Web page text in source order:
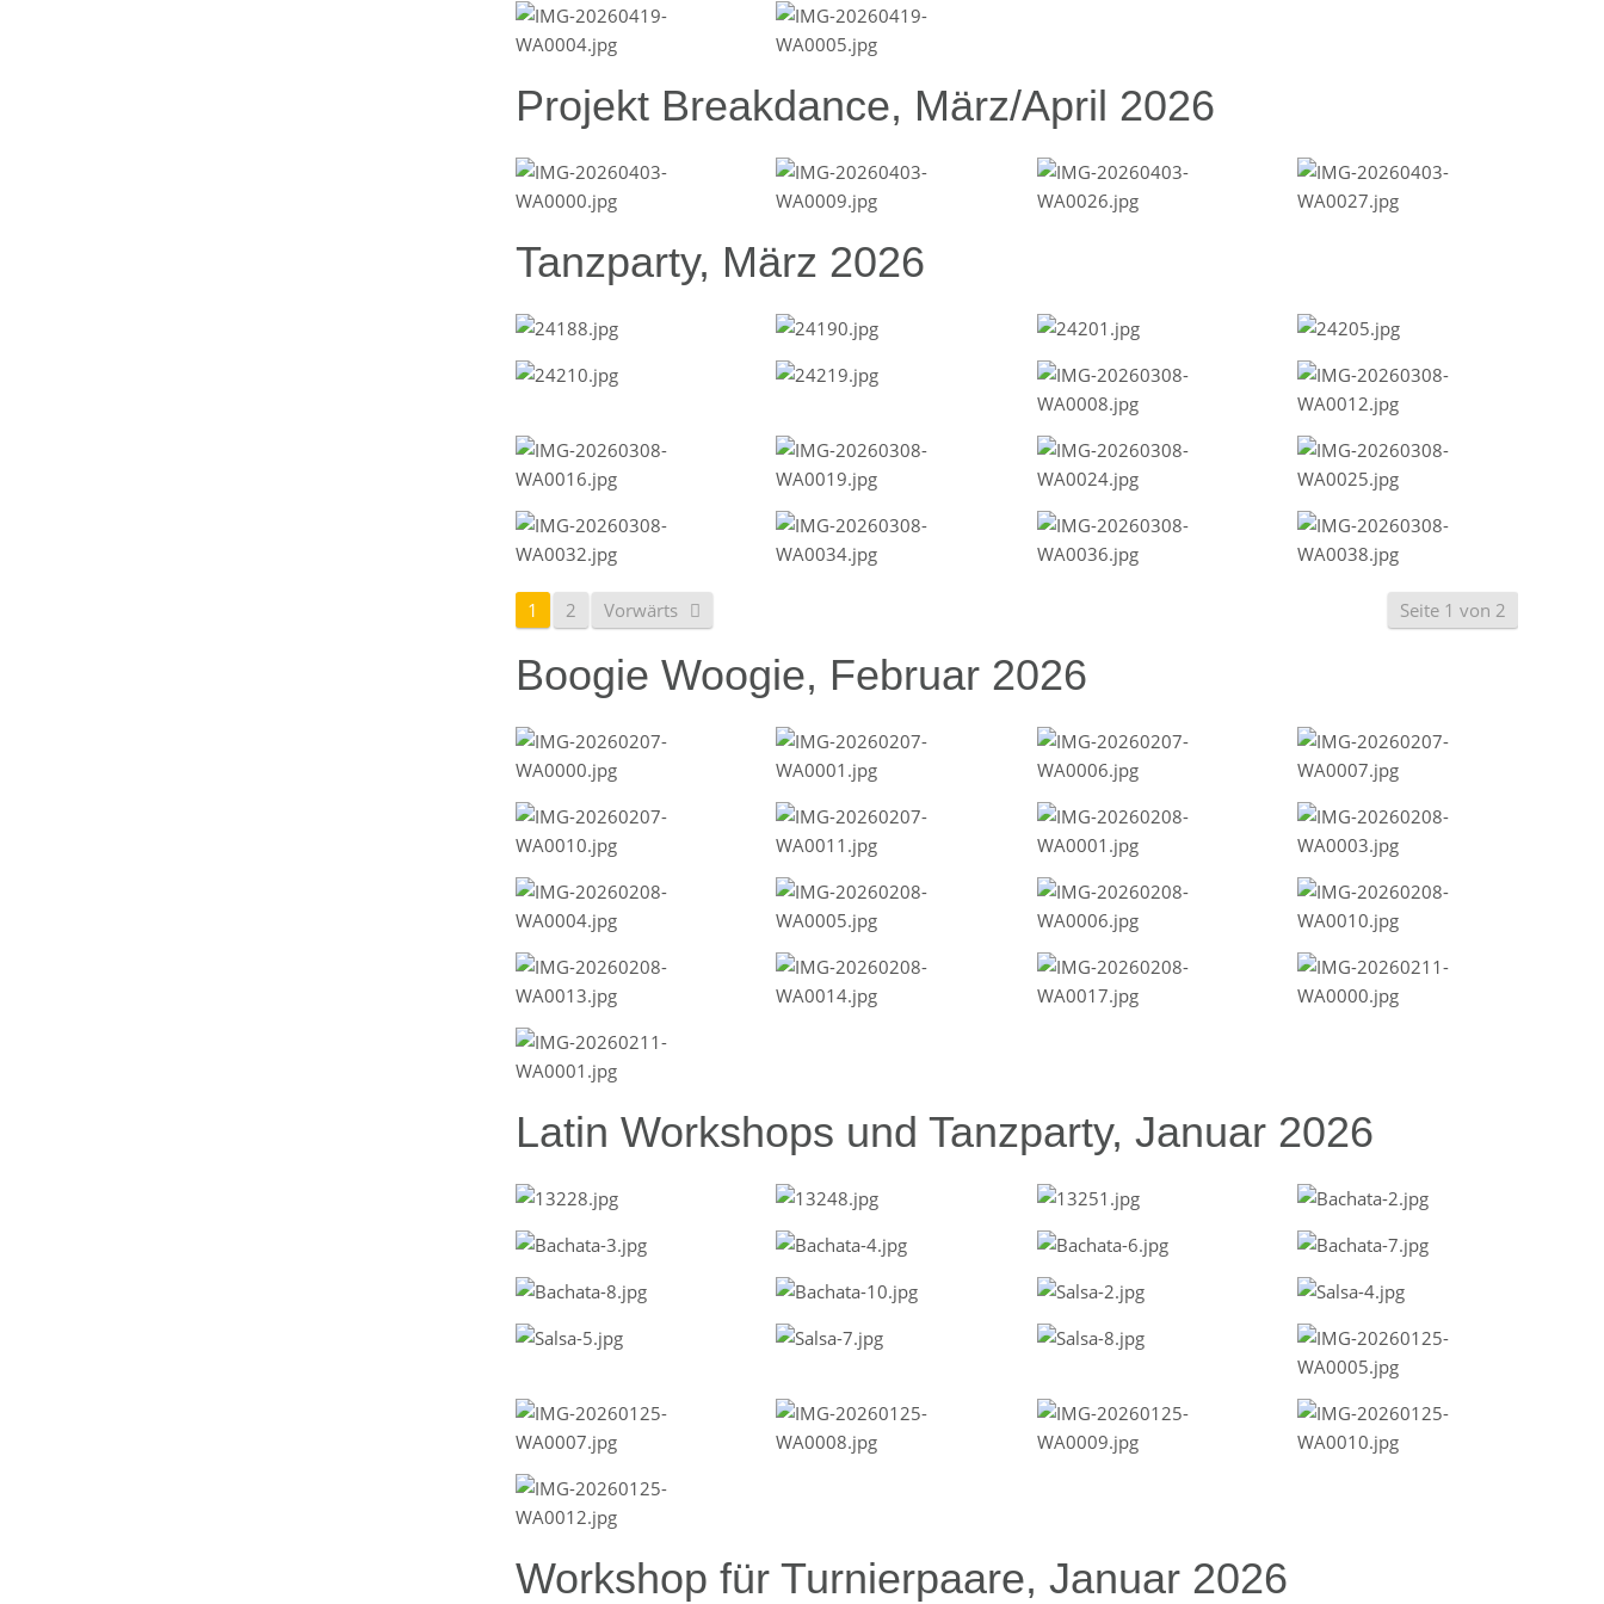
Projekt Breakdance, März/April 2026
Tanzparty, März 2026
Seite 1 von 2
1 2 Vorwärts
Boogie Woogie, Februar 2026
Latin Workshops und Tanzparty, Januar 2026
Workshop für Turnierpaare, Januar 2026